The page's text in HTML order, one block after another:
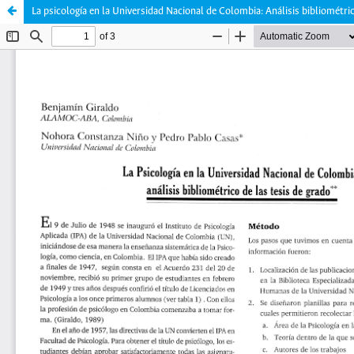
La psicología en la Universidad Nacional de Colombia: Análisis